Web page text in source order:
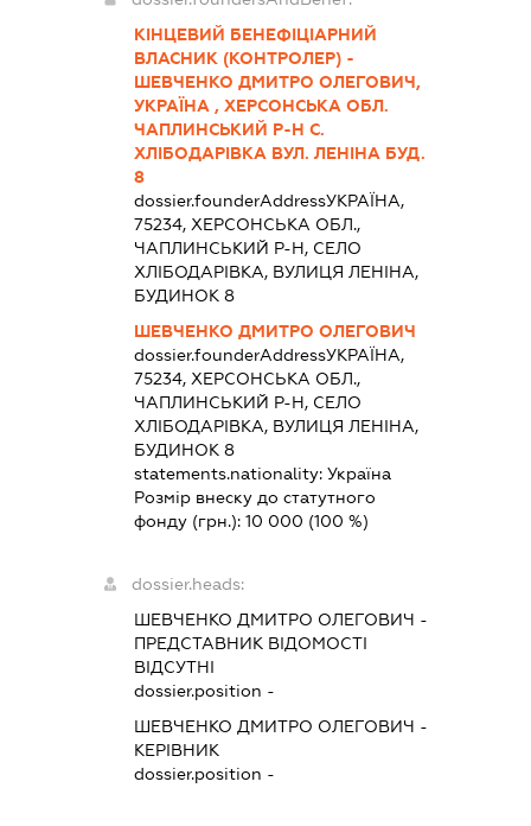
КІНЦЕВИЙ БЕНЕФІЦІАРНИЙ
ВЛАСНИК (КОНТРОЛЕР) -
ШЕВЧЕНКО ДМИТРО ОЛЕГОВИЧ,
УКРАЇНА , ХЕРСОНСЬКА ОБЛ.
ЧАПЛИНСЬКИЙ Р-Н С.
ХЛІБОДАРІВКА ВУЛ. ЛЕНІНА БУД.
8
dossier.founderAddressУКРАЇНА,
75234, ХЕРСОНСЬКА ОБЛ.,
ЧАПЛИНСЬКИЙ Р-Н, СЕЛО
ХЛІБОДАРІВКА, ВУЛИЦЯ ЛЕНІНА,
БУДИНОК 8
ШЕВЧЕНКО ДМИТРО ОЛЕГОВИЧ
dossier.founderAddressУКРАЇНА,
75234, ХЕРСОНСЬКА ОБЛ.,
ЧАПЛИНСЬКИЙ Р-Н, СЕЛО
ХЛІБОДАРІВКА, ВУЛИЦЯ ЛЕНІНА,
БУДИНОК 8
statements.nationality: Україна
Розмір внеску до статутного
фонду (грн.): 10 000 (100 %)
dossier.heads:
ШЕВЧЕНКО ДМИТРО ОЛЕГОВИЧ -
ПРЕДСТАВНИКВІДОМОСТІ
ВІДСУТНІ
dossier.position -
ШЕВЧЕНКО ДМИТРО ОЛЕГОВИЧ -
КЕРІВНИК
dossier.position -